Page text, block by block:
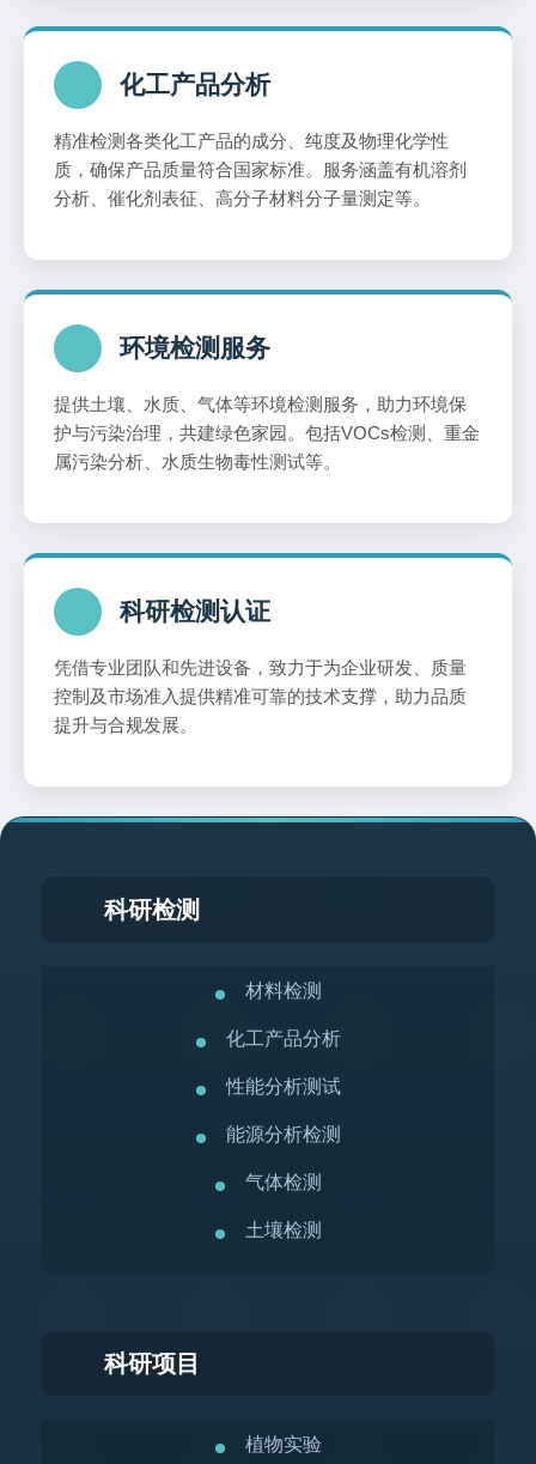
化工产品分析
精准检测各类化工产品的成分、纯度及物理化学性
质，确保产品质量符合国家标准。服务涵盖有机溶剂
分析、催化剂表征、高分子材料分子量测定等。
环境检测服务
提供土壤、水质、气体等环境检测服务，助力环境保
护与污染治理，共建绿色家园。包括VOCs检测、重金
属污染分析、水质生物毒性测试等。
科研检测认证
凭借专业团队和先进设备，致力于为企业研发、质量
控制及市场准入提供精准可靠的技术支撑，助力品质
提升与合规发展。
科研检测
材料检测
化工产品分析
性能分析测试
能源分析检测
气体检测
土壤检测
科研项目
植物实验